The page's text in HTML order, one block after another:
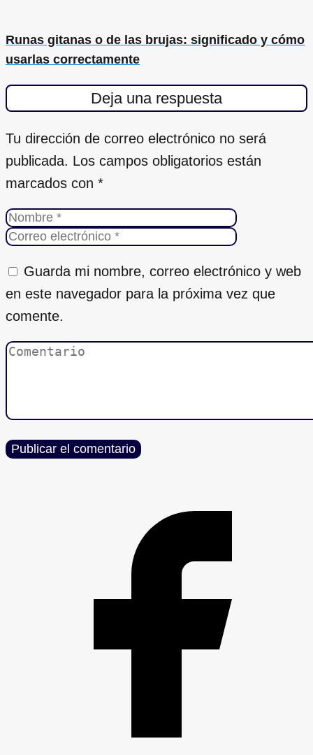
Runas gitanas o de las brujas: significado y cómo
usarlas correctamente
Deja una respuesta
Tu dirección de correo electrónico no será
publicada. Los campos obligatorios están
marcados con *
Guarda mi nombre, correo electrónico y web
en este navegador para la próxima vez que
comente.